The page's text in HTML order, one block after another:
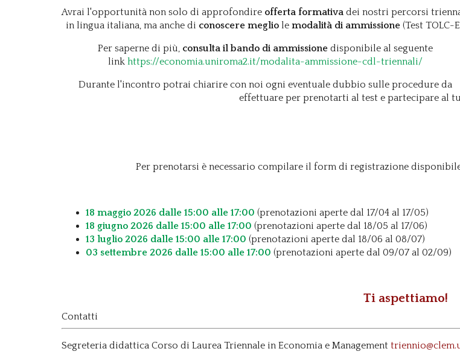
Avrai l'opportunità non solo di approfondire offerta formativa dei nostri percorsi
in lingua italiana, ma anche di conoscere megliole modalità di ammissione (Test TOLC-
Per saperne di più, consulta il bando di ammissionedisponibile al seguente
link https://economia.uniroma2.it/modalita-ammissione-cdl-triennali/
Durante l'incontro potrai chiarire con noi ogni eventuale dubbio sulle procedure da
effettuare per prenotarti al test e partecipare al
Per prenotarsi è necessario compilare il form di registrazione
18 maggio 2026 dalle 15:00 alle 17:00 (prenotazioni aperte dal 17/04 al 17/05)
18 giugno 2026 dalle 15:00 alle 17:00 (prenotazioni aperte dal 18/05 al 17/06)
13 luglio 2026 dalle 15:00 alle 17:00 (prenotazioni aperte dal 18/06 al 08/07)
03 settembre 2026 dalle 15:00 alle 17:00 (prenotazioni aperte dal 09/07 al 02/09)
Ti aspettiamo!
Contatti
Segreteria didattica Corso di Laurea Triennale in Economia e Management